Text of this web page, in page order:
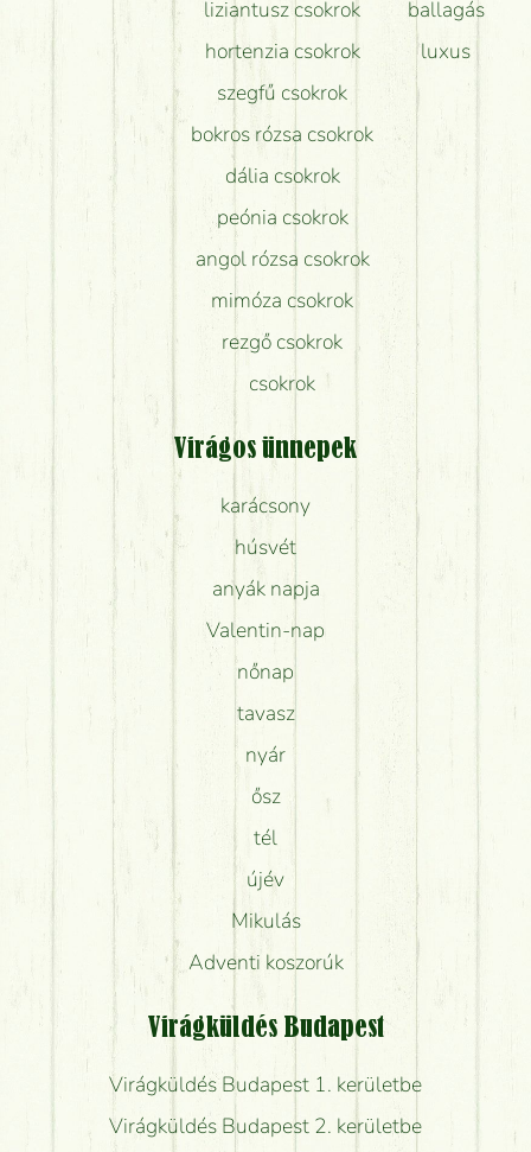
liziantusz csokrok
hortenzia csokrok
szegfű csokrok
bokros rózsa csokrok
dália csokrok
peónia csokrok
angol rózsa csokrok
mimóza csokrok
rezgő csokrok
csokrok
ballagás
luxus
Virágos ünnepek
karácsony
húsvét
anyák napja
Valentin-nap
nőnap
tavasz
nyár
ősz
tél
újév
Mikulás
Adventi koszorúk
Virágküldés Budapest
Virágküldés Budapest 1. kerületbe
Virágküldés Budapest 2. kerületbe